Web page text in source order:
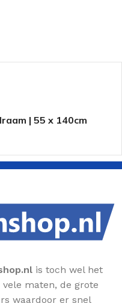
| 55 x 140cm
is toch wel het
maten, de grote
waardoor er snel